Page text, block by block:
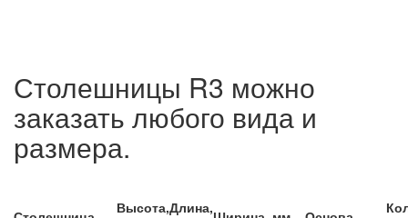
Столешницы R3 можно
заказать любого вида и
размера.
Высота,Длина,